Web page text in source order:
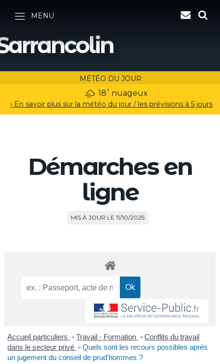
MENU
MÉTÉO DU JOUR
18° nuageux
› En savoir plus sur la météo du jour / les prévisions à 5 jours
Démarches en
ligne
MIS À JOUR LE 11/10/2025
Accueil particuliers > Travail - Formation > Conflits du travail
dans le secteur privé > Quels sont les recours possibles après
un jugement du conseil de prud'hommes ?